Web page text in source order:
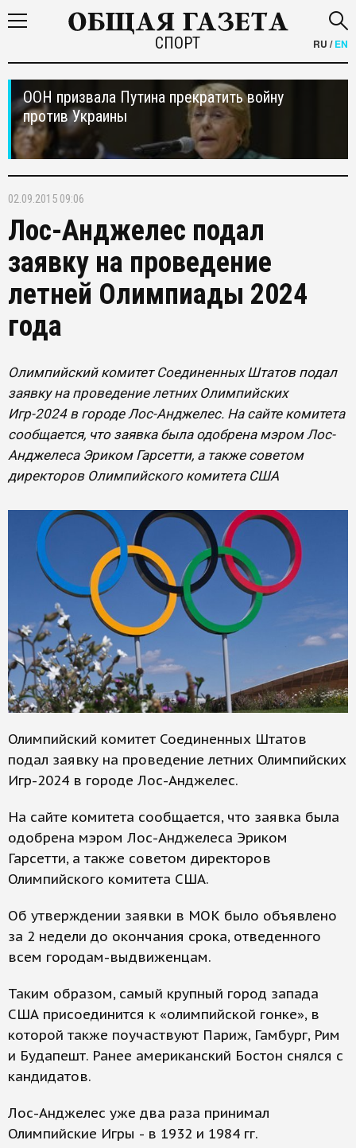
СПОРТ RU /EN
ООН призвала Путина прекратить войну
против Украины
02.09.2015 09:06
Лос-Анджелес подал
заявку на проведение
летней Олимпиады 2024
года
Олимпийский комитет Соединенных Штатов подал
заявку на проведение летних Олимпийских
Игр-2024 в городе Лос-Анджелес. На сайте комитета
сообщается, что заявка была одобрена мэром Лос-
Анджелеса Эриком Гарсетти, а также советом
директоров Олимпийского комитета США
Олимпийский комитет Соединенных Штатов
подал заявку на проведение летних Олимпийских
Игр-2024 в городе Лос-Анджелес.
На сайте комитета сообщается, что заявка была
одобрена мэром Лос-Анджелеса Эриком
Гарсетти, а также советом директоров
Олимпийского комитета США.
Об утверждении заявки в МОК было объявлено
за 2 недели до окончания срока, отведенного
всем городам-выдвиженцам.
Таким образом, самый крупный город запада
США присоединится к «олимпийской гонке», в
которой также поучаствуют Париж, Гамбург, Рим
и Будапешт. Ранее американский Бостон снялся с
кандидатов.
Лос-Анджелес уже два раза принимал
Олимпийские Игры - в 1932 и 1984 гг.